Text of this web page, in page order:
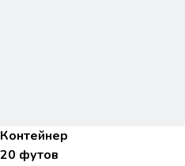
Контейнер
20 футов